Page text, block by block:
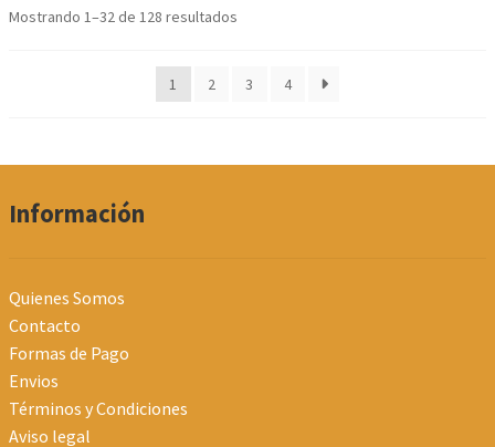
Mostrando 1–32 de 128 resultados
últimos
1 2 3 4
Información
Quienes Somos
Contacto
Formas de Pago
Envios
Términos y Condiciones
Aviso legal